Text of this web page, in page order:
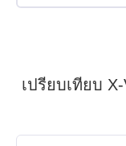
เปรียบเทียบ